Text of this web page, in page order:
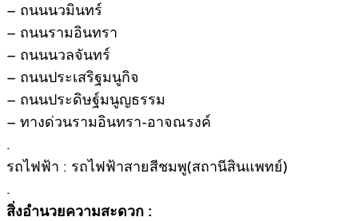
– ถนนนวมินทร์
– ถนนรามอินทรา
– ถนนนวลจันทร์
– ถนนประเสริฐมนูกิจ
– ถนนประดิษฐ์มนูญธรรม
– ทางด่วนรามอินทรา-อาจณรงค์
.
รถไฟฟ้า : รถไฟฟ้าสายสีชมพู(สถานีสินแพทย์)
.
สิ่งอำนวยความสะดวก :